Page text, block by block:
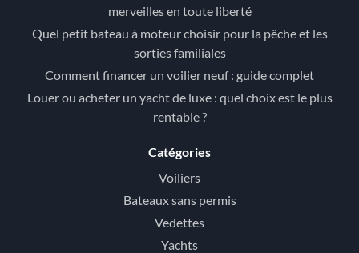
merveilles en toute liberté
Quel petit bateau à moteur choisir pour la pêche et les
sorties familiales
Comment financer un voilier neuf : guide complet
Louer ou acheter un yacht de luxe : quel choix est le plus
rentable ?
Catégories
Voiliers
Bateaux sans permis
Vedettes
Yachts